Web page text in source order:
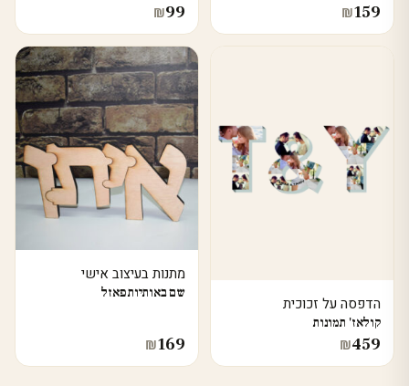
₪159
₪99
הדפסה על זכוכית
קולאז' תמונות
₪459
מתנות בעיצוב אישי
שם באותיות פאזל
₪169